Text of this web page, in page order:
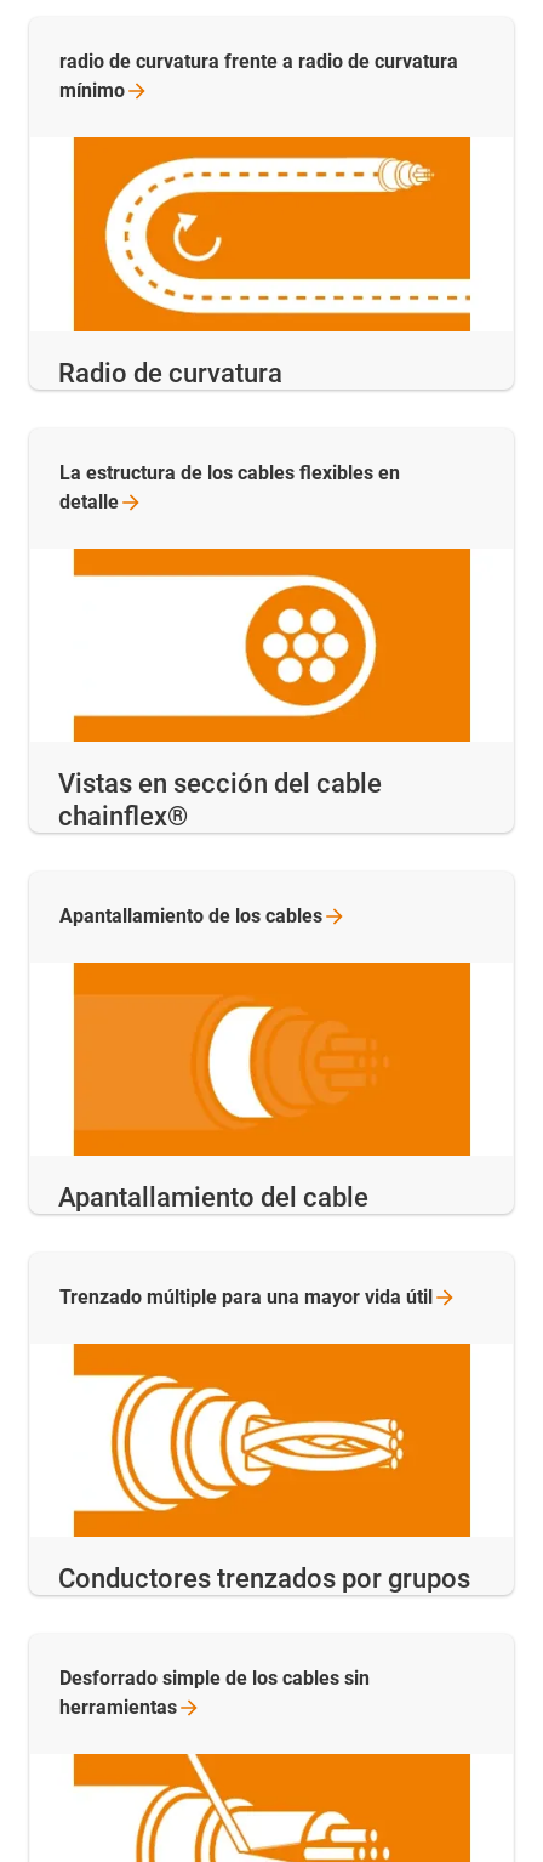
Radio de curvatura
radio de curvatura frente a radio de curvatura
mínimo
Vistas en sección del cable
chainflex®
La estructura de los cables flexibles en
detalle
Apantallamiento del cable
Apantallamiento de los cables
Conductores trenzados por grupos
Trenzado múltiple para una mayor vida útil
Desforrado simple de los cables sin
herramientas